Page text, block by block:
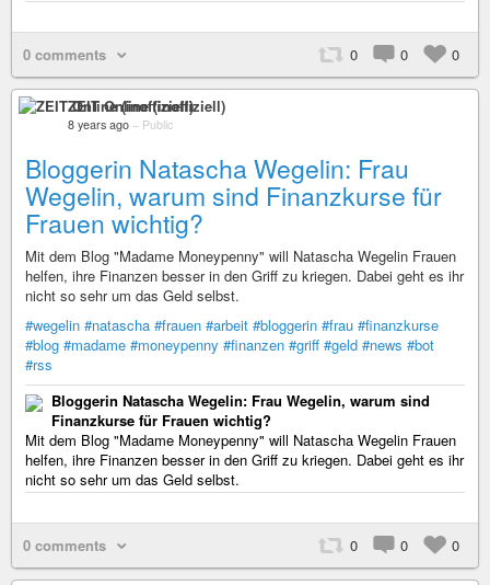
0 comments 0 0 0
ZEIT Online (inoffiziell)
8 years ago – Public
Bloggerin Natascha Wegelin: Frau
Wegelin, warum sind Finanzkurse für
Frauen wichtig?
Mit dem Blog "Madame Moneypenny" will Natascha Wegelin Frauen
helfen, ihre Finanzen besser in den Griff zu kriegen. Dabei geht es ihr
nicht so sehr um das Geld selbst.
#wegelin #natascha #frauen #arbeit #bloggerin #frau #finanzkurse
#blog #madame #moneypenny #finanzen #griff #geld #news #bot
#rss
Bloggerin Natascha Wegelin: Frau Wegelin, warum sind
Finanzkurse für Frauen wichtig?
Mit dem Blog "Madame Moneypenny" will Natascha Wegelin Frauen
helfen, ihre Finanzen besser in den Griff zu kriegen. Dabei geht es ihr
nicht so sehr um das Geld selbst.
0 comments 0 0 0